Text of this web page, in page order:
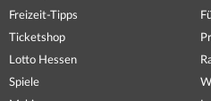
Freizeit-Tipps
Ticketshop
Lotto Hessen
Spiele